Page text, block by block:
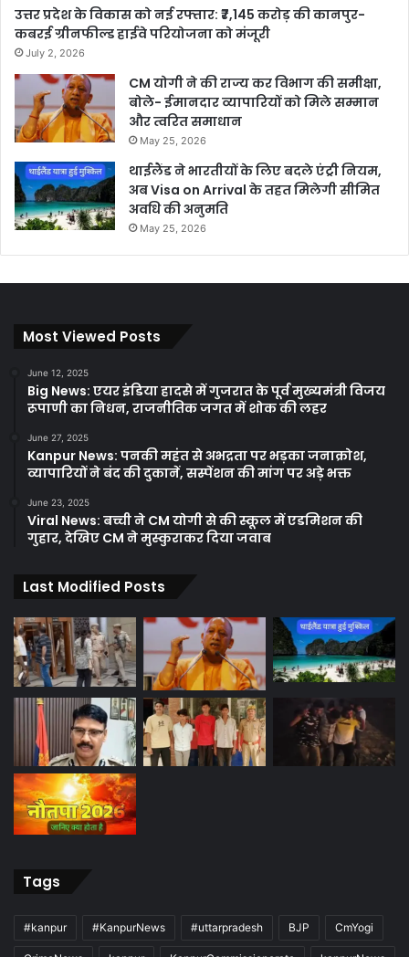
उत्तर प्रदेश के विकास को नई रफ्तार: ₹7,145 करोड़ की कानपुर-
कबरई ग्रीनफील्ड हाईवे परियोजना को मंजूरी
July 2, 2026
CM योगी ने की राज्य कर विभाग की समीक्षा,
बोले- ईमानदार व्यापारियों को मिले सम्मान
और त्वरित समाधान
May 25, 2026
थाईलैंड ने भारतीयों के लिए बदले एंट्री नियम,
अब Visa on Arrival के तहत मिलेगी सीमित
अवधि की अनुमति
May 25, 2026
Most Viewed Posts
June 12, 2025
Big News: एयर इंडिया हादसे में गुजरात के पूर्व मुख्यमंत्री विजय
रूपाणी का निधन, राजनीतिक जगत में शोक की लहर
June 27, 2025
Kanpur News: पनकी महंत से अभद्रता पर भड़का जनाक्रोश,
व्यापारियों ने बंद की दुकानें, सस्पेंशन की मांग पर अड़े भक्त
June 23, 2025
Viral News: बच्ची ने CM योगी से की स्कूल में एडमिशन की
गुहार, देखिए CM ने मुस्कुराकर दिया जवाब
Last Modified Posts
Tags
#kanpur #KanpurNews #uttarpradesh BJP CmYogi